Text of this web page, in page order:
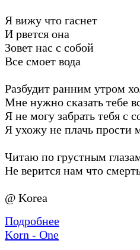
Я вижу что гаснет
И рвется она
Зовет нас с собой
Все смоет вода
Разбудит ранним утром
Мне нужно сказать тебе
Я не могу забрать тебя с
Я ухожу не плачь прости
Читаю по грустным
Не верится нам что
@ Korea
Подробнее
Korn - One